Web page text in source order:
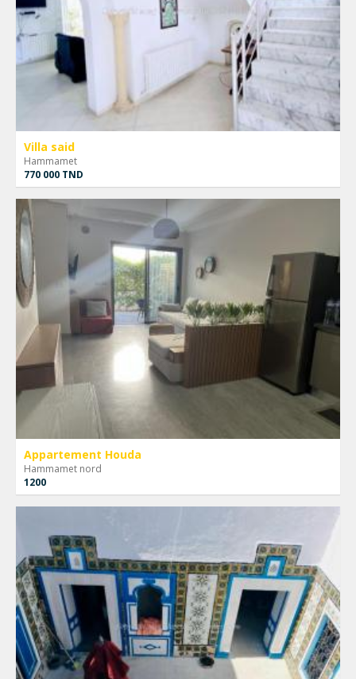
Villa said
Hammamet
770 000 TND
Appartement Houda
Hammamet nord
1200